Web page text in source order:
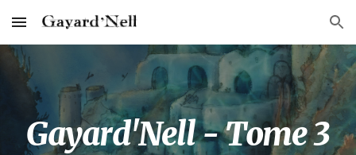
Skip to main content Skip to navigation
Gayard'Nell - Tome 3